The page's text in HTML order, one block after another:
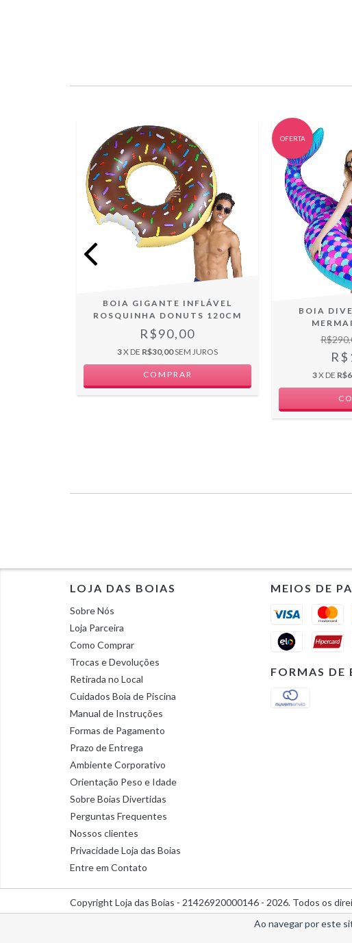
Ao navegar por este
BOIA GIGANTE INFLÁVEL
ROSQUINHA DONUTS 120CM
R$90,00
3X DE R$30,00SEM JUROS
COMPRAR
OFERTA
BOIA
3X DE
LOJA DAS BOIAS
Sobre Nós
Loja Parceira
Como Comprar
Trocas e Devoluções
Retirada no Local
Cuidados Boia de Piscina
Manual de Instruções
Formas de Pagamento
Prazo de Entrega
Ambiente Corporativo
Orientação Peso e Idade
Sobre Boias Divertidas
Perguntas Frequentes
Nossos clientes
Privacidade Loja das Boias
Entre em Contato
MEIOS DE
FORMAS DE
Copyright Loja das Boias - 21426920000146 - 2026. Todos os